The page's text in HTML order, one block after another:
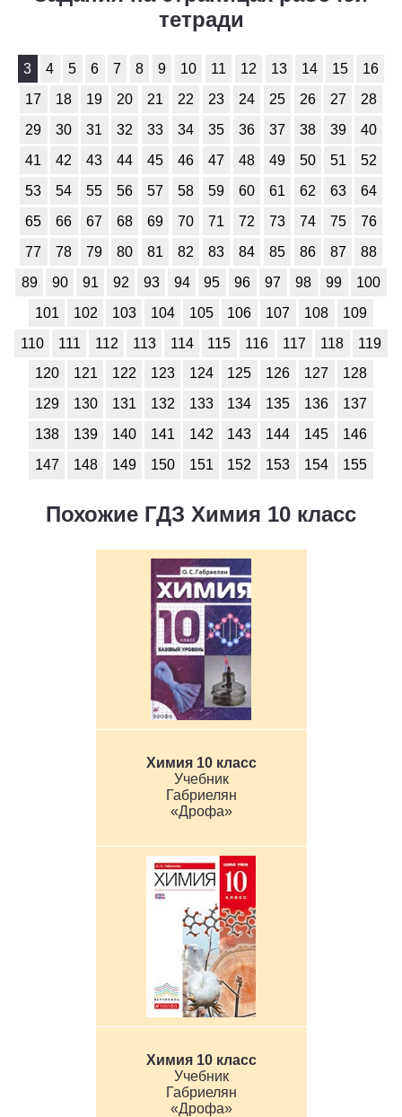
тетради
3 4 5 6 7 8 9 10 11 12 13 14 15
16
17
18 19 20 21 22 23 24 25 26 27
28
29
30 31 32 33 34 35 36 37 38 39
40
41
42 43 44 45 46 47 48 49 50 51
52
53
54 55 56 57 58 59 60 61 62 63
64
65
66 67 68 69 70 71 72 73 74 75
76
77
78 79 80 81 82 83 84 85 86 87
88
89
90 91 92 93 94 95 96 97 98 99
100
101
102 103 104 105 106 107 108
109
110
111 112 113 114 115 116 117 118
119
120
121 122 123 124 125 126 127
128
129
130 131 132 133 134 135 136
137
138
139 140 141 142 143 144 145
146
147
148 149 150 151 152 153 154 155
Похожие ГДЗ Химия 10 класс
Химия 10 класс
Учебник
Габриелян
«Дрофа»
Химия 10 класс
Учебник
Габриелян
«Дрофа»